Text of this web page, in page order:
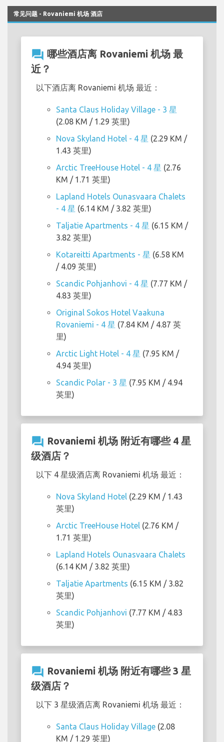
常见问题 - Rovaniemi 机场 酒店
question_answer 哪些酒店离 Rovaniemi 机场 最
近？
以下酒店离 Rovaniemi 机场 最近：
Santa Claus Holiday Village - 3 星
(2.08 KM / 1.29 英里)
Nova Skyland Hotel - 4 星 (2.29 KM /
1.43 英里)
Arctic TreeHouse Hotel - 4 星 (2.76
KM / 1.71 英里)
Lapland Hotels Ounasvaara Chalets
- 4 星 (6.14 KM / 3.82 英里)
Taljatie Apartments - 4 星 (6.15 KM /
3.82 英里)
Kotareitti Apartments - 星 (6.58 KM
/ 4.09 英里)
Scandic Pohjanhovi - 4 星 (7.77 KM /
4.83 英里)
Original Sokos Hotel Vaakuna
Rovaniemi - 4 星 (7.84 KM / 4.87 英
里)
Arctic Light Hotel - 4 星 (7.95 KM /
4.94 英里)
Scandic Polar - 3 星 (7.95 KM / 4.94
英里)
question_answer Rovaniemi 机场 附近有哪些 4 星
级酒店？
以下 4 星级酒店离 Rovaniemi 机场 最近：
Nova Skyland Hotel (2.29 KM / 1.43
英里)
Arctic TreeHouse Hotel (2.76 KM /
1.71 英里)
Lapland Hotels Ounasvaara Chalets
(6.14 KM / 3.82 英里)
Taljatie Apartments (6.15 KM / 3.82
英里)
Scandic Pohjanhovi (7.77 KM / 4.83
英里)
question_answer Rovaniemi 机场 附近有哪些 3 星
级酒店？
以下 3 星级酒店离 Rovaniemi 机场 最近：
Santa Claus Holiday Village (2.08
KM / 1.29 英里)